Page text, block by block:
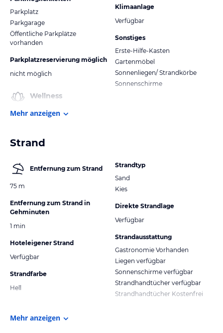
Parkplatz
Parkgarage
Öffentliche Parkplätze
vorhanden
Parkplatzreservierung möglich
nicht möglich
Wellness
Klimaanlage
Verfügbar
Sonstiges
Erste-Hilfe-Kasten
Gartenmöbel
Sonnenliegen/ Strandkörbe
Sonnenschirme
Mehr anzeigen
Strand
Entfernung zum Strand
75 m
Entfernung zum Strand in
Gehminuten
1 min
Hoteleigener Strand
Verfügbar
Strandfarbe
Hell
Strandtyp
Sand
Kies
Direkte Strandlage
Verfügbar
Strandausstattung
Gastronomie Vorhanden
Liegen verfügbar
Sonnenschirme verfügbar
Strandhandtücher verfügbar
Strandhandtücher Kostenfrei
Mehr anzeigen